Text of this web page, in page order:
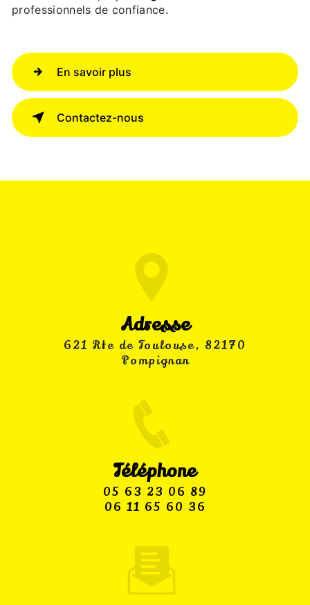
professionnels de confiance.
En savoir plus
Contactez-nous
Adresse
621 Rte de Toulouse, 82170
Pompignan
Téléphone
05 63 23 06 89
06 11 65 60 36